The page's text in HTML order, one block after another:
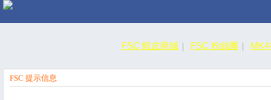
FSC 蝦皮商城 FSC 粉絲團
FSC 提示信息